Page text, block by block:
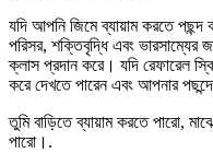
যদি আপনি জিমে ব্যায়াম করতে
পরিসর, শক্তিবৃদ্ধি এবং ভারসাম্যের
ক্লাস প্রদান করে। যদি রেফারেল
করে দেখতে পারেন এবং আপনার
তুমি বাড়িতে ব্যায়াম করতে পারো,
পারো।.